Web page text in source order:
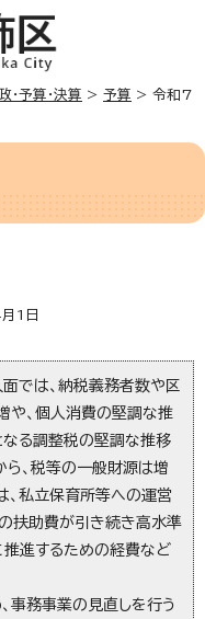
・予算・決算 > 予算 > 令和7
1日
では、納税義務者数や区
や、個人消費の堅調な推
なる調整税の堅調な推移
、税等の一般財源は増
、私立保育所等への運営
扶助費が引き続き高水準
推進するための経費など
事務事業の見直しを行う